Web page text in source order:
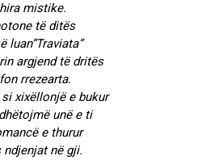
mistike.
të ditës
luan”Traviata”
argjend të dritës
rrezearta.
xixëllonjë e bukur
unë e ti
e thurur
në gji.